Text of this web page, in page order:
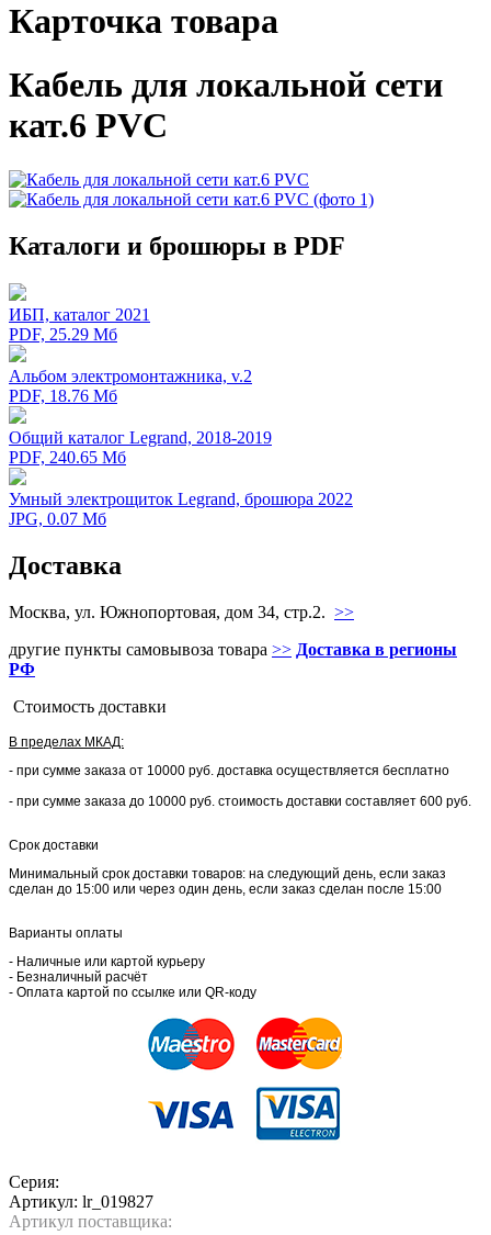
Карточка товара
Кабель для локальной сети
кат.6 PVC
Каталоги и брошюры в PDF
ИБП, каталог 2021
PDF, 25.29 Мб
Альбом электромонтажника, v.2
PDF, 18.76 Мб
Общий каталог Legrand, 2018-2019
PDF, 240.65 Мб
Умный электрощиток Legrand, брошюра 2022
JPG, 0.07 Мб
Доставка
Москва, ул. Южнопортовая, дом 34, стр.2. >>
другие пункты самовывоза товара >> Доставка в регионы
РФ
Стоимость доставки
В пределах МКАД:
- при сумме заказа от 10000 руб. доставка осуществляется бесплатно
- при сумме заказа до 10000 руб. стоимость доставки составляет 600 руб.
Срок доставки
Минимальный срок доставки товаров: на следующий день, если заказ
сделан до 15:00 или через один день, если заказ сделан после 15:00
Варианты оплаты
- Наличные или картой курьеру
- Безналичный расчёт
- Оплата картой по ссылке или QR-коду
Серия:
Артикул: lr_019827
Артикул поставщика: